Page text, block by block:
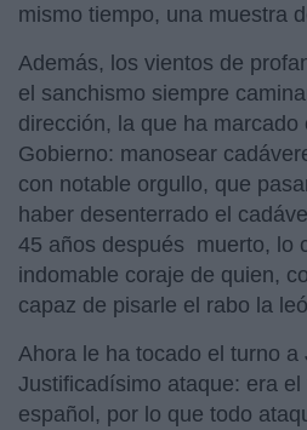
mismo tiempo, una muestra
Además, los vientos de
el sanchismo siempre
dirección, la que ha marcado
Gobierno: manosear
con notable orgullo, que
haber desenterrado el
45 años después muerto, lo
indomable coraje de quien,
capaz de pisarle el rabo la
Ahora le ha tocado el turno a
Justificadísimo ataque: era
español, por lo que todo